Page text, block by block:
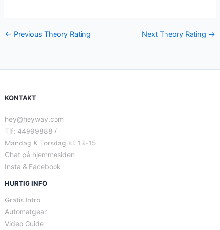
← Previous Theory Rating Next Theory Rating →
KONTAKT
hey@heyway.com
Tlf: 44999888 /
Mandag & Torsdag kl. 13-15
Chat på hjemmesiden
Insta & Facebook
HURTIG INFO
Gratis Intro
Automatgear
Video Guide